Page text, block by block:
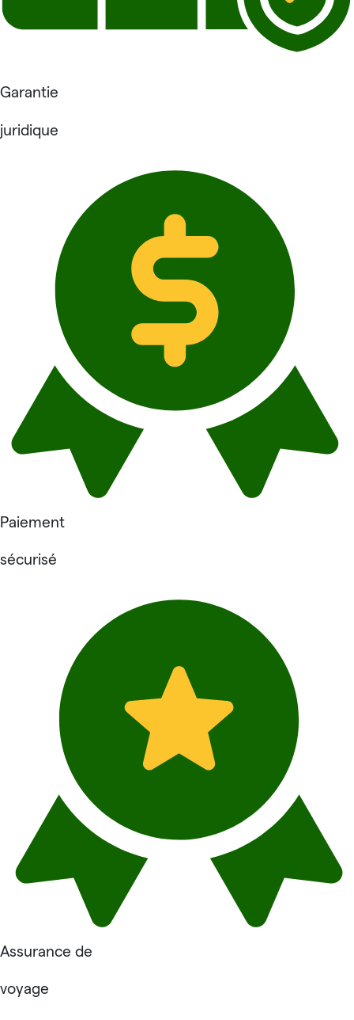
Garantie
juridique
Paiement
sécurisé
Assurance de
voyage